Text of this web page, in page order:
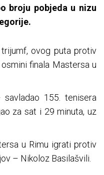
broju pobjeda u nizu
ovog puta protiv
finala Mastersa u
155. tenisera
za sat i 29 minuta, uz
u Rimu igrati protiv
– Nikoloz Basilašvili.